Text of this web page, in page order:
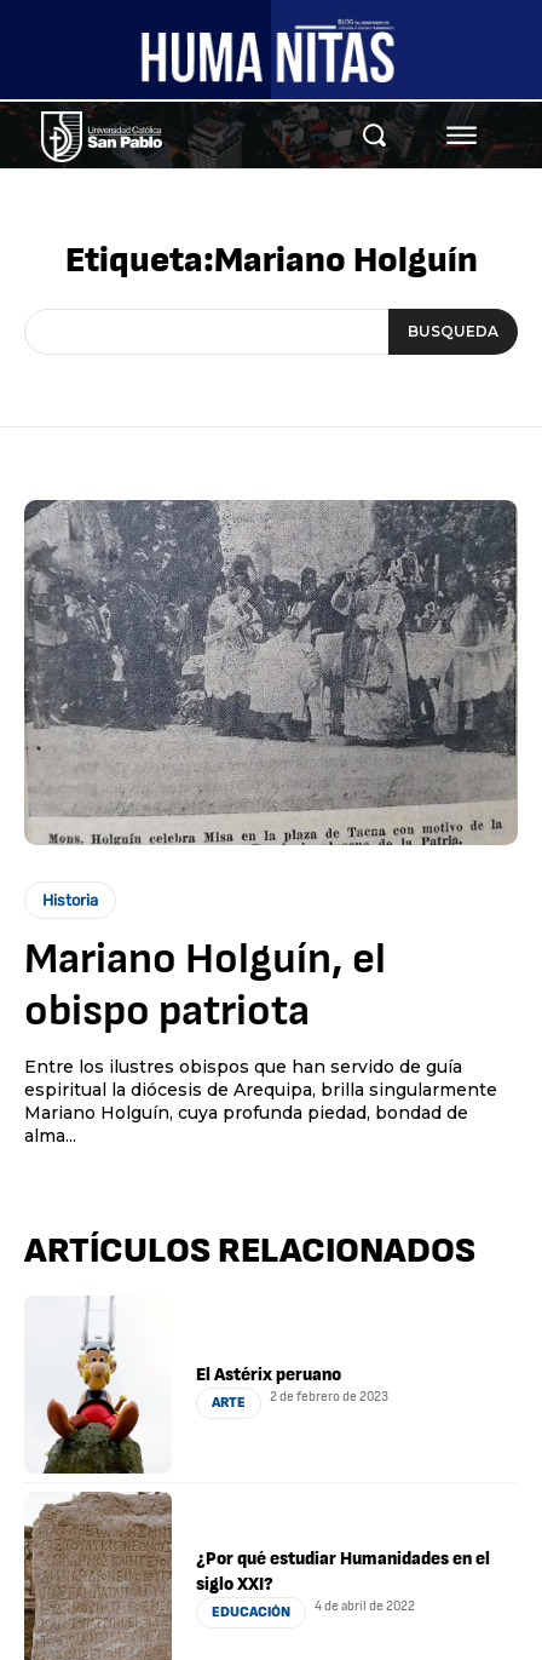
Etiqueta:Mariano Holguín
BUSQUEDA
Historia
Mariano Holguín, el
obispo patriota
Entre los ilustres obispos que han servido de guía
espiritual la diócesis de Arequipa, brilla singularmente
Mariano Holguín, cuya profunda piedad, bondad de
alma...
ARTÍCULOS RELACIONADOS
El Astérix peruano
ARTE 2 de febrero de 2023
¿Por qué estudiar Humanidades en el
siglo XXI?
EDUCACIÓN 4 de abril de 2022